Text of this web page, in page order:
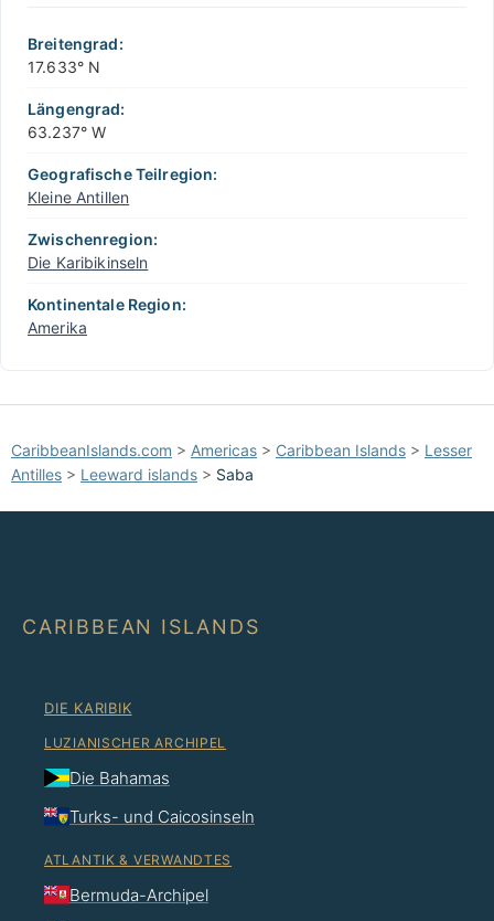
−
Breitengrad:
17.633° N
Längengrad:
63.237° W
Geografische Teilregion:
Kleine Antillen
Zwischenregion:
Die Karibikinseln
Kontinentale Region:
Amerika
CaribbeanIslands.com > Americas > Caribbean Islands > Lesser
Antilles > Leeward islands > Saba
CARIBBEAN ISLANDS
DIE KARIBIK
LUZIANISCHER ARCHIPEL
Die Bahamas
Turks- und Caicosinseln
ATLANTIK & VERWANDTES
Bermuda-Archipel